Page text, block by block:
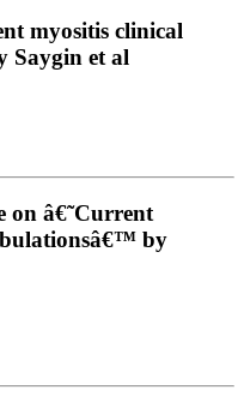
myositis clinical
et al
on â€˜Current
by